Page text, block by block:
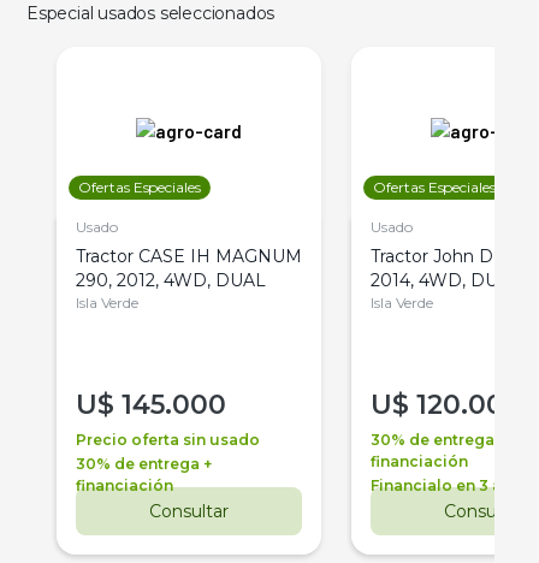
Especial usados seleccionados
Ofertas Especiales
Usado
Tractor CASE IH MAGNUM
290, 2012, 4WD, DUAL
Isla Verde
U$ 145.000
Precio oferta sin usado
30% de entrega +
financiación
Consultar
Ofertas Especiales
Usado
Tractor John Deere
2014, 4WD, DUAL
Isla Verde
U$ 120.000
30% de entrega +
financiación
Financialo en 3 años
Consultar